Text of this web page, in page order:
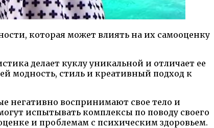
которая может влиять на их самооценку
делает куклу уникальной и отличает ее
модность, стиль и креативный подход к
негативно воспринимают свое тело и
испытывать комплексы по поводу своего
и проблемам с психическим здоровьем.